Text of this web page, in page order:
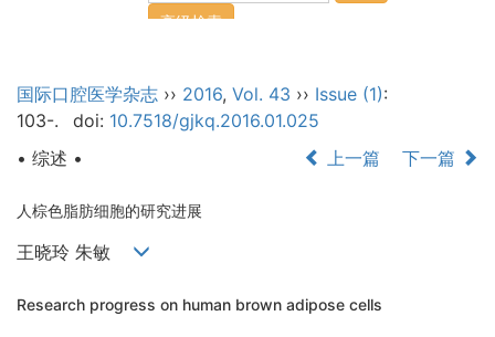
国际口腔医学杂志 ›› 2016, Vol. 43 ›› Issue (1):
103-.
doi: 10.7518/gjkq.2016.01.025
• 综述 •
上一篇 下一篇
人棕色脂肪细胞的研究进展
王晓玲 朱敏
Research progress on human brown adipose cells